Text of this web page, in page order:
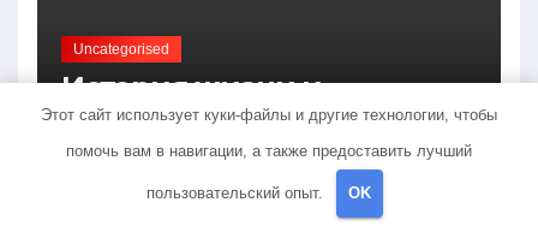
Uncategorised
История жизни и
творчества Елены
Дубровской — биография,
достижения, интересные
факты
ФЕВ 17, 2023 MINING_BROTH
Этот сайт использует куки-файлы и другие технологии, чтобы
помочь вам в навигации, а также предоставить лучший
пользовательский опыт. OK